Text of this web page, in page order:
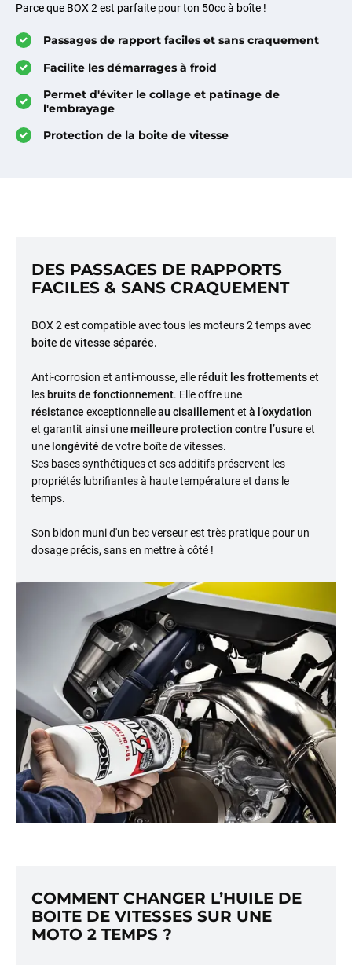
Parce que BOX 2 est parfaite pour ton 50cc à boîte !
Passages de rapport faciles et sans craquement
Facilite les démarrages à froid
Permet d'éviter le collage et patinage de
l'embrayage
Protection de la boite de vitesse
DES PASSAGES DE RAPPORTS
FACILES & SANS CRAQUEMENT
BOX 2 est compatible avec tous les moteurs 2 temps avec
boite de vitesse séparée.
Anti-corrosion et anti-mousse, elleréduit les frottementset
les bruits de fonctionnement. Elle offre une
résistance exceptionnelleau cisaillementet à l’oxydation
et garantit ainsi unemeilleure protection contre l’usure et
une longévité de votre boîte de vitesses.
Ses bases synthétiques et ses additifs préservent les
propriétés lubrifiantes à haute température et dans le
temps.
Son bidon muni d'un bec verseur est très pratique pour un
dosage précis, sans en mettre à côté !
COMMENT CHANGER L’HUILE DE
BOITE DE VITESSES SUR UNE
MOTO 2 TEMPS ?